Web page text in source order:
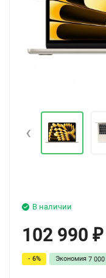
‹
В наличии
102 990 ₽
- 6% Экономия 7 000